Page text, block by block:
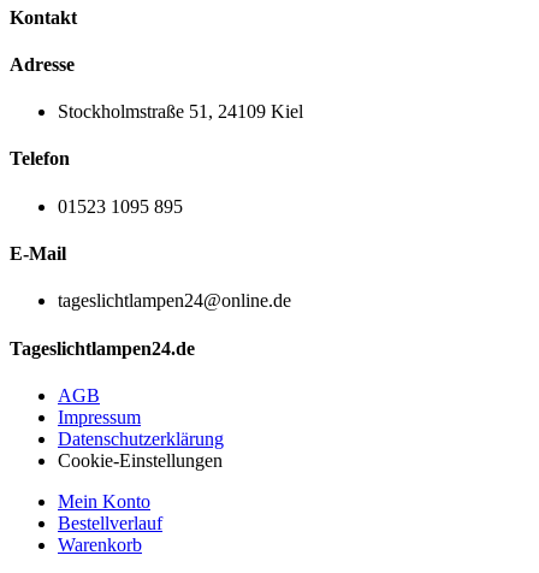
Kontakt
Adresse
Stockholmstraße 51, 24109 Kiel
Telefon
01523 1095 895
E-Mail
tageslichtlampen24@online.de
Tageslichtlampen24.de
AGB
Impressum
Datenschutzerklärung
Cookie-Einstellungen
Mein Konto
Bestellverlauf
Warenkorb